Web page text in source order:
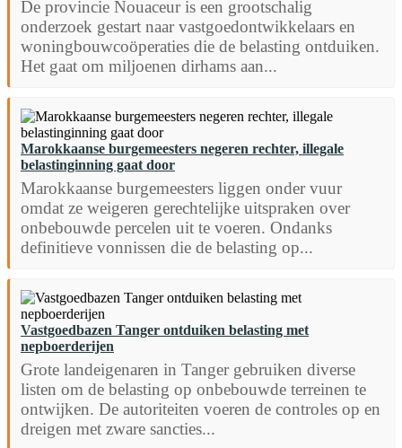
De provincie Nouaceur is een grootschalig
onderzoek gestart naar vastgoedontwikkelaars en
woningbouwcoöperaties die de belasting ontduiken.
Het gaat om miljoenen dirhams aan...
Marokkaanse burgemeesters negeren rechter, illegale
belastinginning gaat door
Marokkaanse burgemeesters liggen onder vuur
omdat ze weigeren gerechtelijke uitspraken over
onbebouwde percelen uit te voeren. Ondanks
definitieve vonnissen die de belasting op...
Vastgoedbazen Tanger ontduiken belasting met
nepboerderijen
Grote landeigenaren in Tanger gebruiken diverse
listen om de belasting op onbebouwde terreinen te
ontwijken. De autoriteiten voeren de controles op en
dreigen met zware sancties...